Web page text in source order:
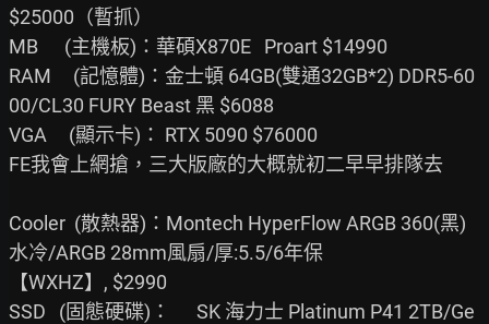
$25000（暫抓）
MB      (主機板)：華碩X870E   Proart $14990
RAM     (記憶體)：金士頓 64GB(雙通32GB*2) DDR5-60
00/CL30 FURY Beast 黑 $6088
VGA     (顯示卡)： RTX 5090 $76000
FE我會上網搶，三大版廠的大概就初二早早排隊去
Cooler  (散熱器)：Montech HyperFlow ARGB 360(黑)
水冷/ARGB 28mm風扇/厚:5.5/6年保
【WXHZ】, $2990
SSD   (固態硬碟)：      SK 海力士 Platinum P41 2TB/Ge